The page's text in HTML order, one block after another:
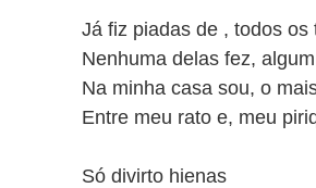
Já fiz piadas de , todos os
Nenhuma delas fez,
Na minha casa sou, o
Entre meu rato e, meu
Só divirto hienas